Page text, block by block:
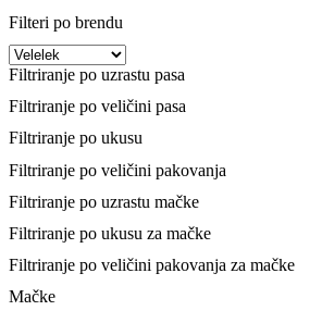
Filteri po brendu
Filtriranje po uzrastu pasa
Filtriranje po veličini pasa
Filtriranje po ukusu
Filtriranje po veličini pakovanja
Filtriranje po uzrastu mačke
Filtriranje po ukusu za mačke
Filtriranje po veličini pakovanja za mačke
Mačke